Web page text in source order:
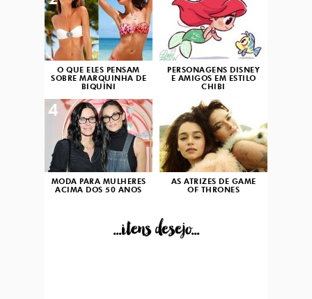
O QUE ELES PENSAM
SOBRE MARQUINHA DE
BIQUÍNI
PERSONAGENS DISNEY
E AMIGOS EM ESTILO
CHIBI
MODA PARA MULHERES
ACIMA DOS 50 ANOS
4
AS ATRIZES DE GAME
OF THRONES
...itens desejo...